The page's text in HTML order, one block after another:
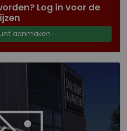
Log in voor de
aanmaken